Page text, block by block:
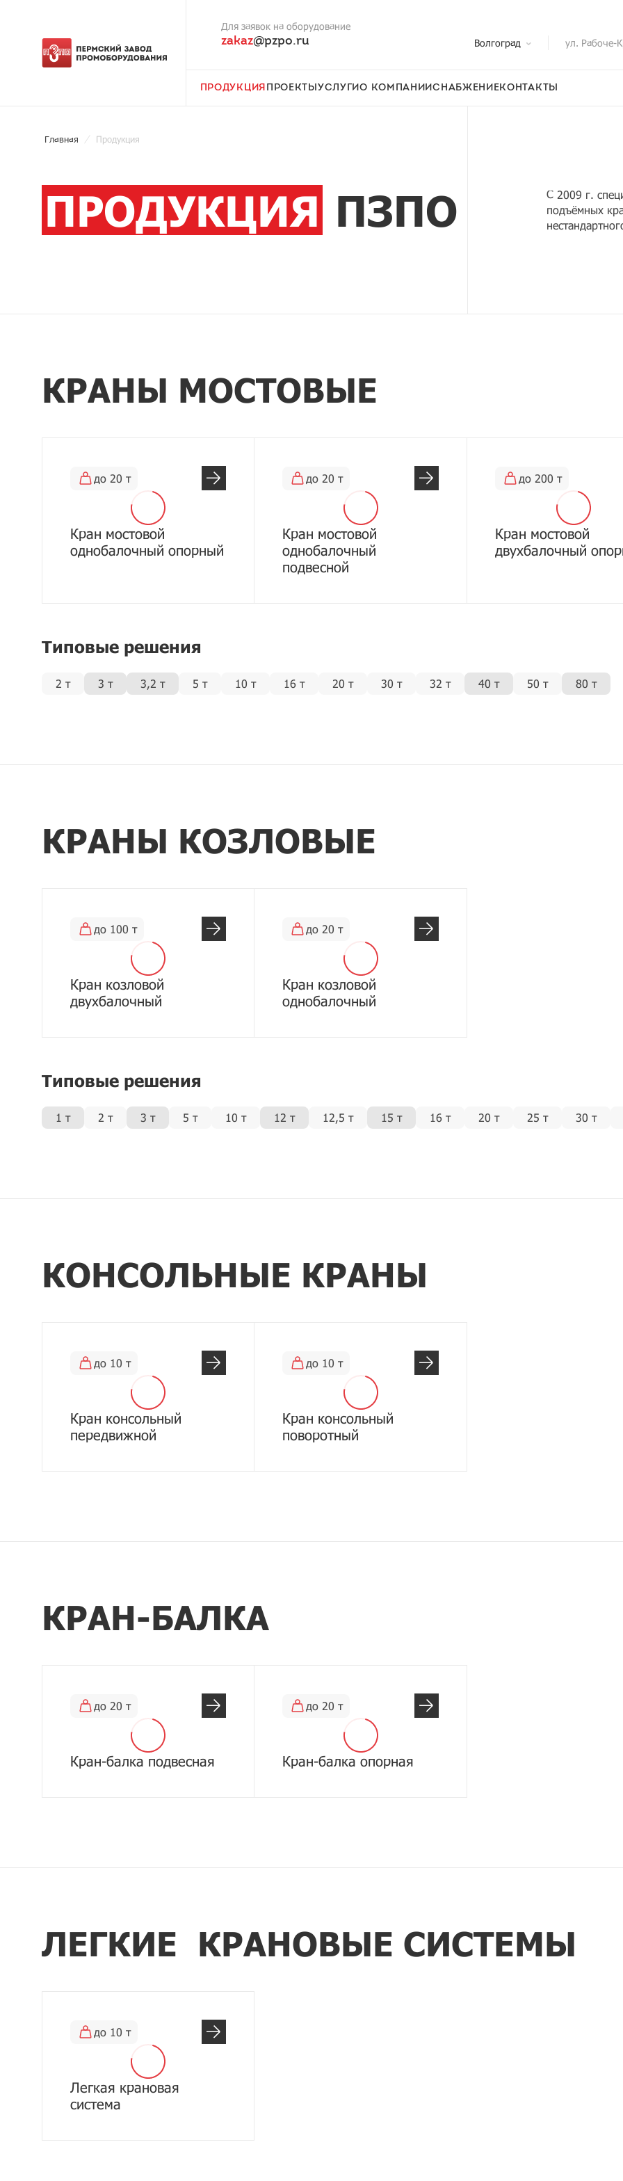
Для заявок на оборудование
zakaz@pzpo.ru Волгоград ул. Рабоче-
ПРОДУКЦИЯ ПРОЕКТЫ УСЛУГИО КОМПАНИИСНАБЖЕНИЕКОНТАКТЫ
Главная Продукция
ПРОДУКЦИЯ ПЗПО
С 2009 г.
подъёмных
КРАНЫ МОСТОВЫЕ
до 20 т
Кран мостовой
однобалочный опорный
до 20 т
Кран мостовой
однобалочный
подвесной
до 200 т
Кран мостовой
двухбалочный
Типовые решения
2 т 3 т 3,2 т 5 т 10 т 16 т 20 т 30 т 32 т 40 т 50 т 80 т
КРАНЫ КОЗЛОВЫЕ
до 100 т
Кран козловой
двухбалочный
до 20 т
Кран козловой
однобалочный
Типовые решения
1 т 2 т 3 т 5 т 10 т 12 т 12,5 т 15 т 16 т 20 т 25 т 30 т
КОНСОЛЬНЫЕ КРАНЫ
до 10 т
Кран консольный
передвижной
до 10 т
Кран консольный
поворотный
КРАН-БАЛКА
до 20 т
Кран-балка подвесная
до 20 т
Кран-балка опорная
ЛЕГКИЕ КРАНОВЫЕ СИСТЕМЫ
до 10 т
Легкая крановая
система